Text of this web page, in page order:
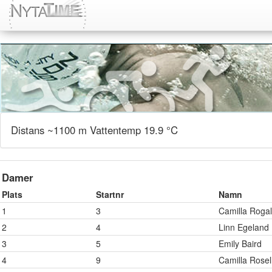
Distans ~1100 m Vattentemp 19.9 °C
Damer
Plats Startnr
Namn
1
3
Camilla
2
4
Linn Egeland
3
5
Emily Baird
4
9
Camilla